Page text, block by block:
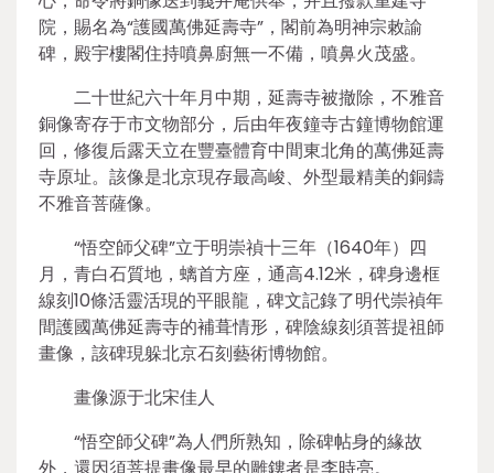
院，賜名為“護國萬佛延壽寺”，閣前為明神宗敕諭
碑，殿宇樓閣住持噴鼻廚無一不備，噴鼻火茂盛。
二十世紀六十年月中期，延壽寺被撤除，不雅音
銅像寄存于市文物部分，后由年夜鐘寺古鐘博物館運
回，修復后露天立在豐臺體育中間東北角的萬佛延壽
寺原址。該像是北京現存最高峻、外型最精美的銅鑄
不雅音菩薩像。
“悟空師父碑”立于明崇禎十三年（1640年）四
月，青白石質地，螭首方座，通高4.12米，碑身邊框
線刻10條活靈活現的平眼龍，碑文記錄了明代崇禎年
間護國萬佛延壽寺的補葺情形，碑陰線刻須菩提祖師
畫像，該碑現躲北京石刻藝術博物館。
畫像源于北宋佳人
“悟空師父碑”為人們所熟知，除碑帖身的緣故